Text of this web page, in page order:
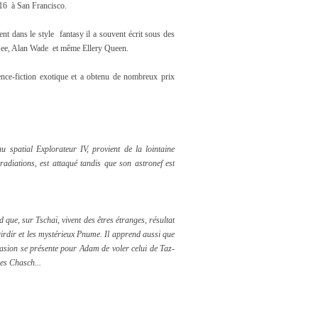
à San Francisco.
dans le style fantasy il a souvent écrit sous des
Alan Wade et même Ellery Queen.
fiction exotique et a obtenu de nombreux prix
spatial Explorateur IV, provient de la lointaine
est attaqué tandis que son astronef est
sur Tschaï, vivent des êtres étranges, résultat
et les mystérieux Pnume. Il apprend aussi que
se présente pour Adam de voler celui de Taz-
Chasch...